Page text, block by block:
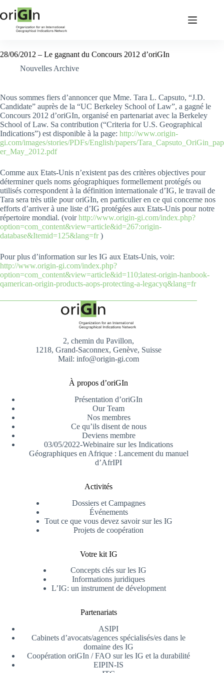
28/06/2012 – Le gagnant du Concours 2012 d’oriGIn
Nouvelles Archive
Nous sommes fiers d’annoncer que Mme. Tara L. Capsuto, “J.D.
Candidate” auprès de la “UC Berkeley School of Law”, a gagné le
Concours 2012 d’oriGIn, organisé en partenariat avec la Berkeley
School of Law. Sa contribution (“Criteria for U.S. Geographical
Indications”) est disponible à la page: http://www.origin-
gi.com/images/stories/PDFs/English/papers/Tara_Capsuto_OriGin_pap
er_May_2012.pdf
Comme aux Etats-Unis n’existent pas des critères objectives pour
déterminer quels noms géographiques formellement protégés ou
utilisés correspondent à la définition internationale d’IG, le travail de
Tara sera très utile pour oriGIn, en particulier en ce qui concerne nos
efforts d’arriver à une liste d’IG protégées aux Etats-Unis pour notre
répertoire mondial. (voirhttp://www.origin-gi.com/index.php?
option=com_content&view=article&id=267:origin-
database&Itemid=125&lang=fr)
Pour plus d’information sur les IG aux Etats-Unis, voir:
http://www.origin-gi.com/index.php?
option=com_content&view=article&id=110;latest-origin-hanbook-
qamerican-origin-products-aops-protecting-a-legacyq&lang=fr
2, chemin du Pavillon,
1218, Grand-Saconnex, Genève, Suisse
Mail: info@origin-gi.com
À propos d’oriGIn
Présentation d’oriGIn
Our Team
Nos membres
Ce qu’ils disent de nous
Deviens membre
03/05/2022-Webinaire sur les Indications
Géographiques en Afrique : Lancement du manuel
d’AfrIPI
Activités
Dossiers et Campagnes
Événements
Tout ce que vous devez savoir sur les IG
Projets de coopération
Votre kit IG
Concepts clés sur les IG
Informations juridiques
L’IG: un instrument de dévelopment
Partenariats
ASIPI
Cabinets d’avocats/agences spécialisés/es dans le
domaine des IG
Coopération oriGIn / FAO sur les IG et la durabilité
EIPIN-IS